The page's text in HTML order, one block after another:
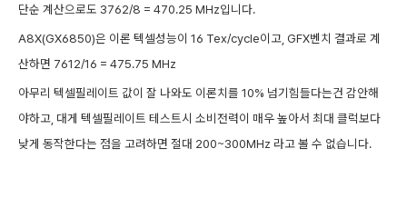
단순 계산으로도 3762/8 = 470.25 MHz입니다.
A8X(GX6850)은 이론 텍셀성능이 16 Tex/cycle이고, GFX벤치 결과로 계
산하면 7612/16 = 475.75 MHz
아무리 텍셀필레이트 값이 잘 나와도 이론치를 10% 넘기힘들다는건 감안해
야하고, 대게 텍셀필레이트 테스트시 소비전력이 매우 높아서 최대 클럭보다
낮게 동작한다는 점을 고려하면 절대 200~300MHz 라고 볼 수 없습니다.